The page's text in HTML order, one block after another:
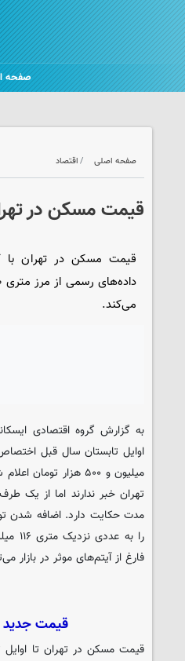
صفحه
صفحه اصلی اقتصاد
قیمت مسکن در تهران از مرز
قیمت مسکن در تهران با
می‌کند.
به گزارش گروه اقتصادی
میلیون و ۵۰۰ هزار
فارغ از آیتم‌های موثر در بازار می‌تواند بین ۱۱ تا ۱۲ میلیارد
قیمت جدید
قیمت مسکن در تهران تا